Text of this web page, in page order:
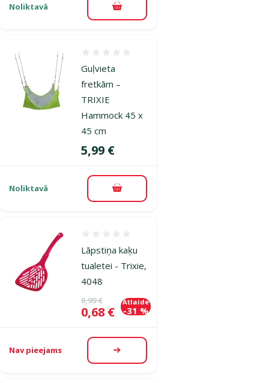
Noliktavā Pievienot grozam
Guļvieta
fretkām –
TRIXIE
Hammock 45 x
45 cm
Cena
5,99 €
Noliktavā Pievienot grozam
Lāpstiņa kaķu
tualetei - Trixie,
4048
Oriģinālā cena
0,99 €
Cena
0,68 €
Atlaide
-31 %
Nav pieejams Apskatīt